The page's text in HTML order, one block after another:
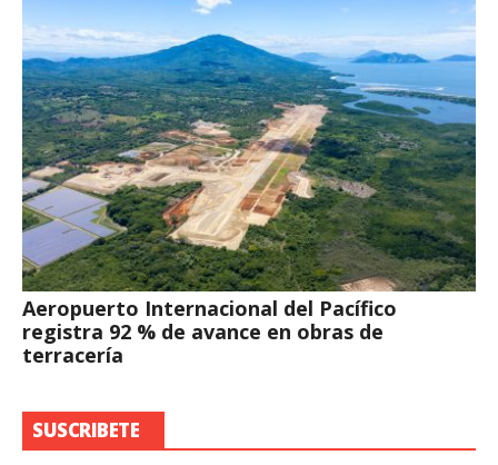
Aeropuerto Internacional del Pacífico
registra 92 % de avance en obras de
terracería
SUSCRIBETE